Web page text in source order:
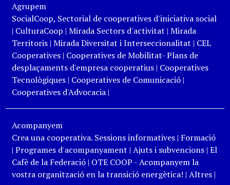
Agrupem
SocialCoop, Sectorial de cooperatives d'iniciativa social
| CulturaCoop | Mirada Sectors d'activitat | Mirada
Territoris| Mirada Diversitat i Interseccionalitat | CEL
Cooperatives| Cooperatives de Mobilitat- Plans de
desplaçaments d'empresa cooperatius| Cooperatives
Tecnològiques| Cooperatives de Comunicació|
Cooperatives d'Advocacia|
Acompanyem
Crea una cooperativa. Sessions informatives| Formació
| Programes d'acompanyament | Ajuts i subvencions| El
Cafè de la Federació| OTE COOP - Acompanyem la
vostra organització en la transició energètica! | Altres|